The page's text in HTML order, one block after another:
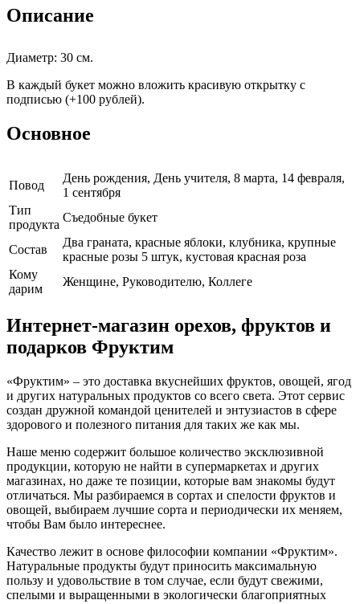
Описание
Диаметр: 30 см.
В каждый букет можно вложить красивую открытку с
подписью (+100 рублей).
Основное
Повод
День рождения, День учителя, 8 марта, 14 февраля,
1 сентября
Тип
продукта
Съедобные букет
Cостав
Два граната, красные яблоки, клубника, крупные
красные розы 5 штук, кустовая красная роза
Кому
дарим
Женщине, Руководителю, Коллеге
Интернет-магазин орехов, фруктов и
подарков Фруктим
«Фруктим» – это доставка вкуснейших фруктов, овощей, ягод
и других натуральных продуктов со всего света. Этот сервис
создан дружной командой ценителей и энтузиастов в сфере
здорового и полезного питания для таких же как мы.
Наше меню содержит большое количество эксклюзивной
продукции, которую не найти в супермаркетах и других
магазинах, но даже те позиции, которые вам знакомы будут
отличаться. Мы разбираемся в сортах и спелости фруктов и
овощей, выбираем лучшие сорта и периодически их меняем,
чтобы Вам было интереснее.
Качество лежит в основе философии компании «Фруктим».
Натуральные продукты будут приносить максимальную
пользу и удовольствие в том случае, если будут свежими,
cпелыми и выращенными в экологически благоприятных